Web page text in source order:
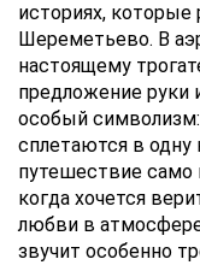
историях,
Шереметьево. В
настоящему
предложение руки
особый
сплетаются в
путешествие само
когда хочется
любви в атмосфере
звучит особенно